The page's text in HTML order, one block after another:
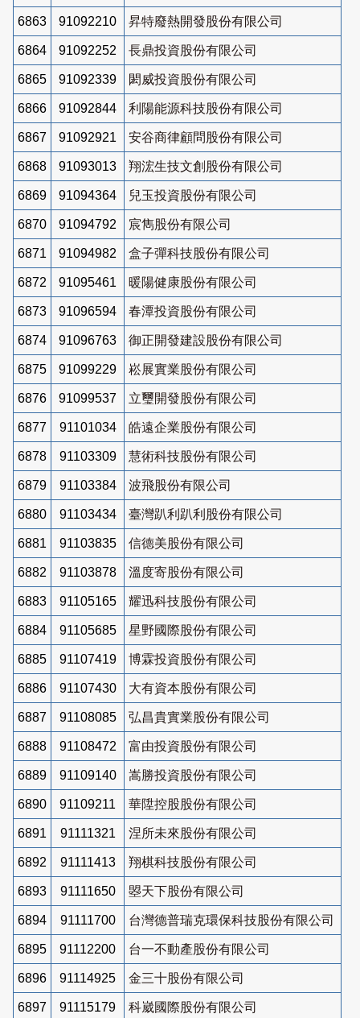
6863 91092210 昇特廢熱開發股份有限公司
6864 91092252 長鼎投資股份有限公司
6865 91092339 閎威投資股份有限公司
6866 91092844 利陽能源科技股份有限公司
6867 91092921 安谷商律顧問股份有限公司
6868 91093013 翔浤生技文創股份有限公司
6869 91094364 兒玉投資股份有限公司
6870 91094792 宸雋股份有限公司
6871 91094982 盒子彈科技股份有限公司
6872 91095461 暖陽健康股份有限公司
6873 91096594 春潭投資股份有限公司
6874 91096763 御正開發建設股份有限公司
6875 91099229 崧展實業股份有限公司
6876 91099537 立璽開發股份有限公司
6877 91101034 皓遠企業股份有限公司
6878 91103309 慧術科技股份有限公司
6879 91103384 波飛股份有限公司
6880 91103434 臺灣趴利趴利股份有限公司
6881 91103835 信德美股份有限公司
6882 91103878 溫度寄股份有限公司
6883 91105165 耀迅科技股份有限公司
6884 91105685 星野國際股份有限公司
6885 91107419 博霖投資股份有限公司
6886 91107430 大有資本股份有限公司
6887 91108085 弘昌貴實業股份有限公司
6888 91108472 富由投資股份有限公司
6889 91109140 嵩勝投資股份有限公司
6890 91109211 華陞控股股份有限公司
6891 91111321 涅所未來股份有限公司
6892 91111413 翔棋科技股份有限公司
6893 91111650 曌天下股份有限公司
6894 91111700 台灣德普瑞克環保科技股份有限公司
6895 91112200 台一不動產股份有限公司
6896 91114925 金三十股份有限公司
6897 91115179 科崴國際股份有限公司